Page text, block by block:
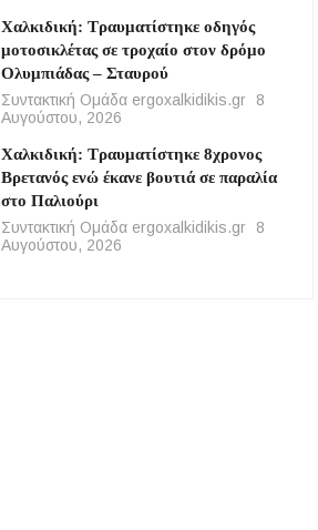
Χαλκιδική: Τραυματίστηκε οδηγός
μοτοσικλέτας σε τροχαίο στον δρόμο
Ολυμπιάδας – Σταυρού
Συντακτική Ομάδα ergoxalkidikis.gr
8
Αυγούστου, 2026
Χαλκιδική: Τραυματίστηκε 8χρονος
Βρετανός ενώ έκανε βουτιά σε παραλία
στο Παλιούρι
Συντακτική Ομάδα ergoxalkidikis.gr
8
Αυγούστου, 2026